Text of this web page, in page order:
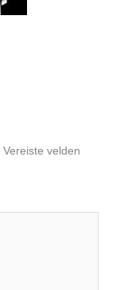
Vereiste velden